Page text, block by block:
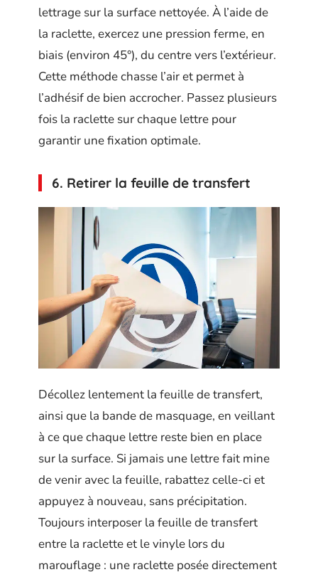
lettrage sur la surface nettoyée. À l’aide de
la raclette, exercez une pression ferme, en
biais (environ 45°), du centre vers l’extérieur.
Cette méthode chasse l’air et permet à
l’adhésif de bien accrocher. Passez plusieurs
fois la raclette sur chaque lettre pour
garantir une fixation optimale.
6. Retirer la feuille de transfert
Décollez lentement la feuille de transfert,
ainsi que la bande de masquage, en veillant
à ce que chaque lettre reste bien en place
sur la surface. Si jamais une lettre fait mine
de venir avec la feuille, rabattez celle-ci et
appuyez à nouveau, sans précipitation.
Toujours interposer la feuille de transfert
entre la raclette et le vinyle lors du
marouflage : une raclette posée directement